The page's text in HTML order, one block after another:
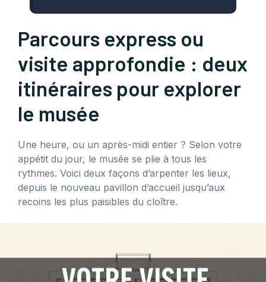
Parcours express ou
visite approfondie : deux
itinéraires pour explorer
le musée
Une heure, ou un après-midi entier ? Selon votre
appétit du jour, le musée se plie à tous les
rythmes. Voici deux façons d’arpenter les lieux,
depuis le nouveau pavillon d’accueil jusqu’aux
recoins les plus paisibles du cloître.